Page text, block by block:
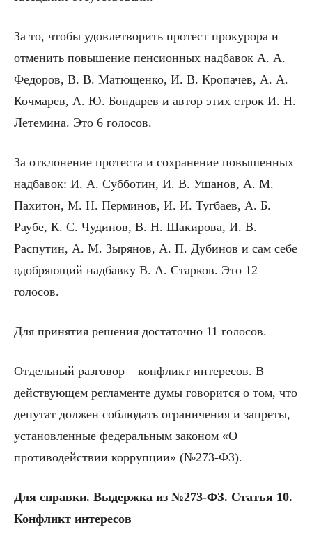
За то, чтобы удовлетворить протест прокурора и
отменить повышение пенсионных надбавок А. А.
Федоров, В. В. Матющенко, И. В. Кропачев, А. А.
Кочмарев, А. Ю. Бондарев и автор этих строк И. Н.
Летемина. Это 6 голосов.
За отклонение протеста и сохранение повышенных
надбавок: И. А. Субботин, И. В. Ушанов, А. М.
Пахитон, М. Н. Перминов, И. И. Тугбаев, А. Б.
Раубе, К. С. Чудинов, В. Н. Шакирова, И. В.
Распутин, А. М. Зырянов, А. П. Дубинов и сам себе
одобряющий надбавку В. А. Старков. Это 12
голосов.
Для принятия решения достаточно 11 голосов.
Отдельный разговор – конфликт интересов. В
действующем регламенте думы говорится о том, что
депутат должен соблюдать ограничения и запреты,
установленные федеральным законом «О
противодействии коррупции» (№273-ФЗ).
Для справки. Выдержка из №273-ФЗ. Статья 10.
Конфликт интересов